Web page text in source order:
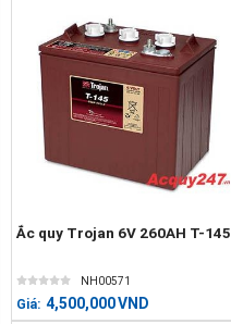
Ắc quy Trojan 6V 260AH T-145
NH00571
Giá: 4,500,000VND